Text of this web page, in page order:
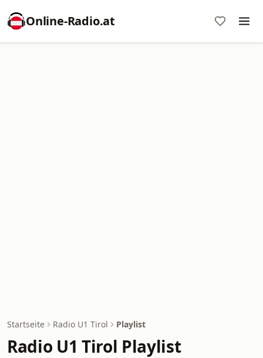
Online‑Radio.at
Startseite Radio U1 Tirol Playlist
Radio U1 Tirol Playlist